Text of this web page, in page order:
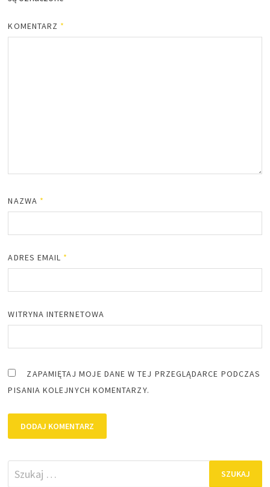
KOMENTARZ *
NAZWA *
ADRES EMAIL *
WITRYNA INTERNETOWA
ZAPAMIĘTAJ MOJE DANE W TEJ PRZEGLĄDARCE PODCZAS
PISANIA KOLEJNYCH KOMENTARZY.
Szukaj: